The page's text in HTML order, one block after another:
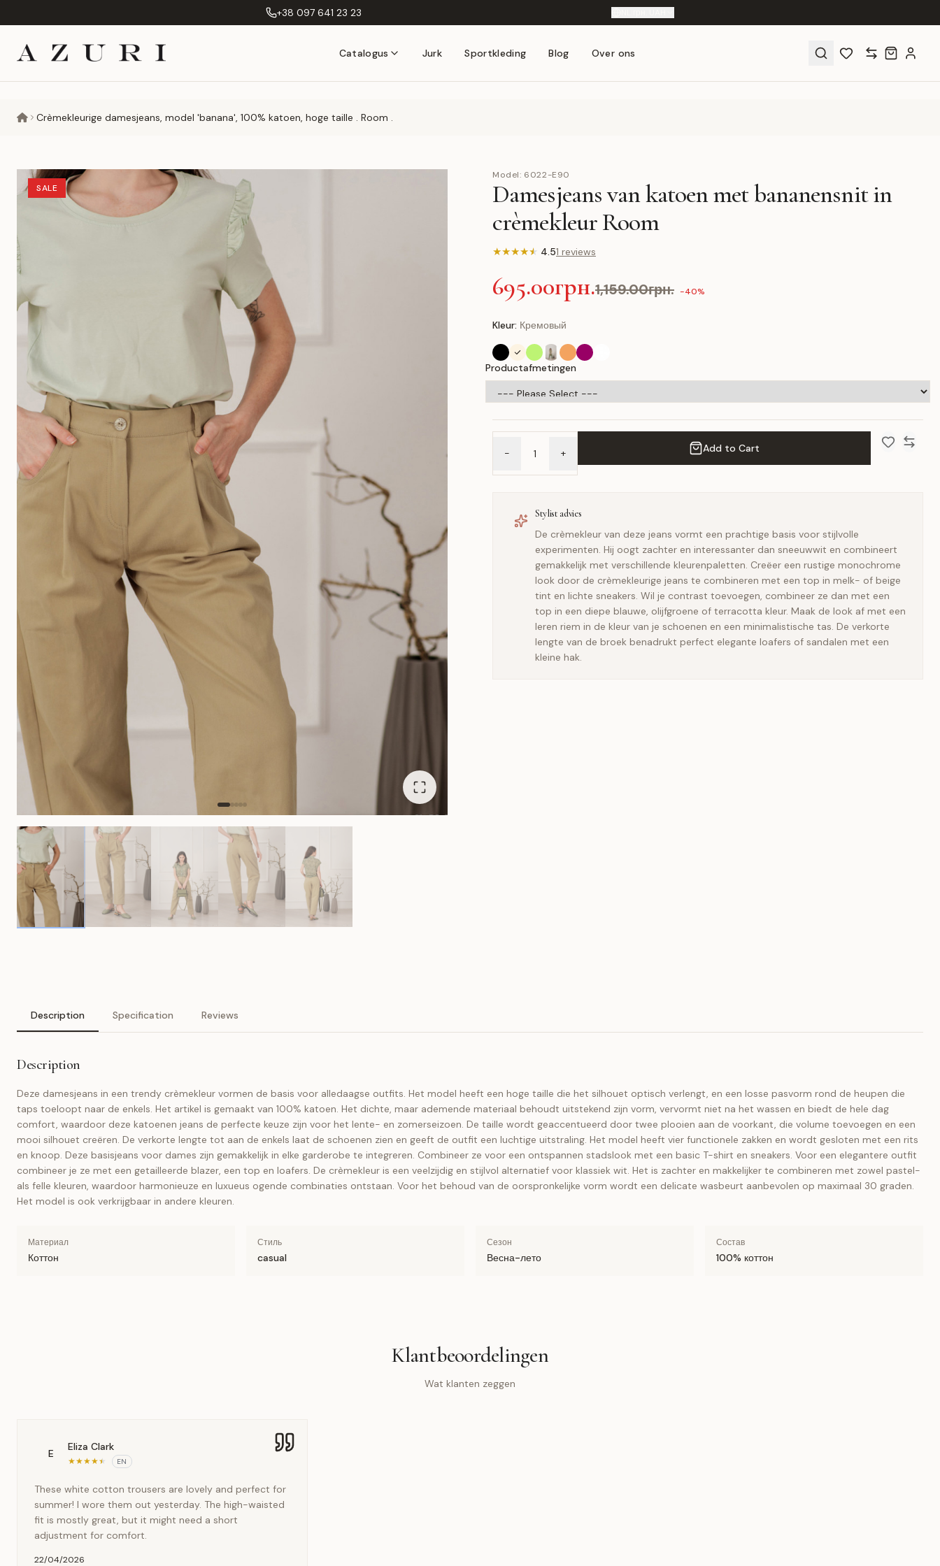
+38 097 641 23 23
Catalogus Jurk Sportkleding Blog Over ons
Crèmekleurige damesjeans, model 'banana', 100% katoen, hoge taille . Room .
SALE
Model: 6022-E90
Damesjeans van katoen met bananensnit in
crèmekleur Room
★★★★★ 4.51 reviews
695.00грн.1,159.00грн. -40%
Kleur: Кремовый
Productafmetingen
- + Add to Cart
Stylist advies
De crèmekleur van deze jeans vormt een prachtige basis voor stijlvolle
experimenten. Hij oogt zachter en interessanter dan sneeuwwit en combineert
gemakkelijk met verschillende kleurenpaletten. Creëer een rustige monochrome
look door de crèmekleurige jeans te combineren met een top in melk- of beige
tint en lichte sneakers. Wil je contrast toevoegen, combineer ze dan met een
top in een diepe blauwe, olijfgroene of terracotta kleur. Maak de look af met een
leren riem in de kleur van je schoenen en een minimalistische tas. De verkorte
lengte van de broek benadrukt perfect elegante loafers of sandalen met een
kleine hak.
Description Specification Reviews
Description
Deze damesjeans in een trendy crèmekleur vormen de basis voor alledaagse outfits. Het model heeft een hoge taille die het silhouet optisch verlengt, en een losse pasvorm rond de heupen die
taps toeloopt naar de enkels. Het artikel is gemaakt van 100% katoen. Het dichte, maar ademende materiaal behoudt uitstekend zijn vorm, vervormt niet na het wassen en biedt de hele dag
comfort, waardoor deze katoenen jeans de perfecte keuze zijn voor het lente- en zomerseizoen. De taille wordt geaccentueerd door twee plooien aan de voorkant, die volume toevoegen en een
mooi silhouet creëren. De verkorte lengte tot aan de enkels laat de schoenen zien en geeft de outfit een luchtige uitstraling. Het model heeft vier functionele zakken en wordt gesloten met een rits
en knoop. Deze basisjeans voor dames zijn gemakkelijk in elke garderobe te integreren. Combineer ze voor een ontspannen stadslook met een basic T-shirt en sneakers. Voor een elegantere outfit
combineer je ze met een getailleerde blazer, een top en loafers. De crèmekleur is een veelzijdig en stijlvol alternatief voor klassiek wit. Het is zachter en makkelijker te combineren met zowel pastel-
als felle kleuren, waardoor harmonieuze en luxueus ogende combinaties ontstaan. Voor het behoud van de oorspronkelijke vorm wordt een delicate wasbeurt aanbevolen op maximaal 30 graden.
Het model is ook verkrijgbaar in andere kleuren.
Материал
Коттон
Стиль
casual
Сезон
Весна-лето
Состав
100% коттон
Klantbeoordelingen
Wat klanten zeggen
E
Eliza Clark
★★★★★ EN
These white cotton trousers are lovely and perfect for
summer! I wore them out yesterday. The high-waisted
fit is mostly great, but it might need a short
adjustment for comfort.
22/04/2026